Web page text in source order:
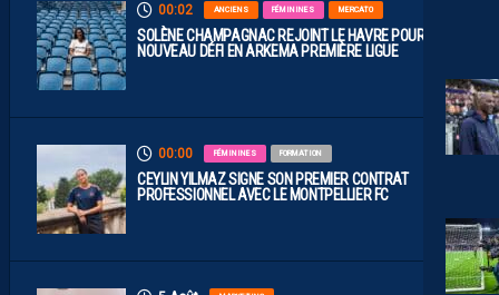
00:02 ANCIENS FÉMININES MERCATO
SOLÈNE CHAMPAGNAC REJOINT LE HAVRE POUR UN
NOUVEAU DÉFI EN ARKEMA PREMIÈRE LIGUE
00:00 FÉMININES FORMATION
CEYLIN YILMAZ SIGNE SON PREMIER CONTRAT
PROFESSIONNEL AVEC LE MONTPELLIER FC